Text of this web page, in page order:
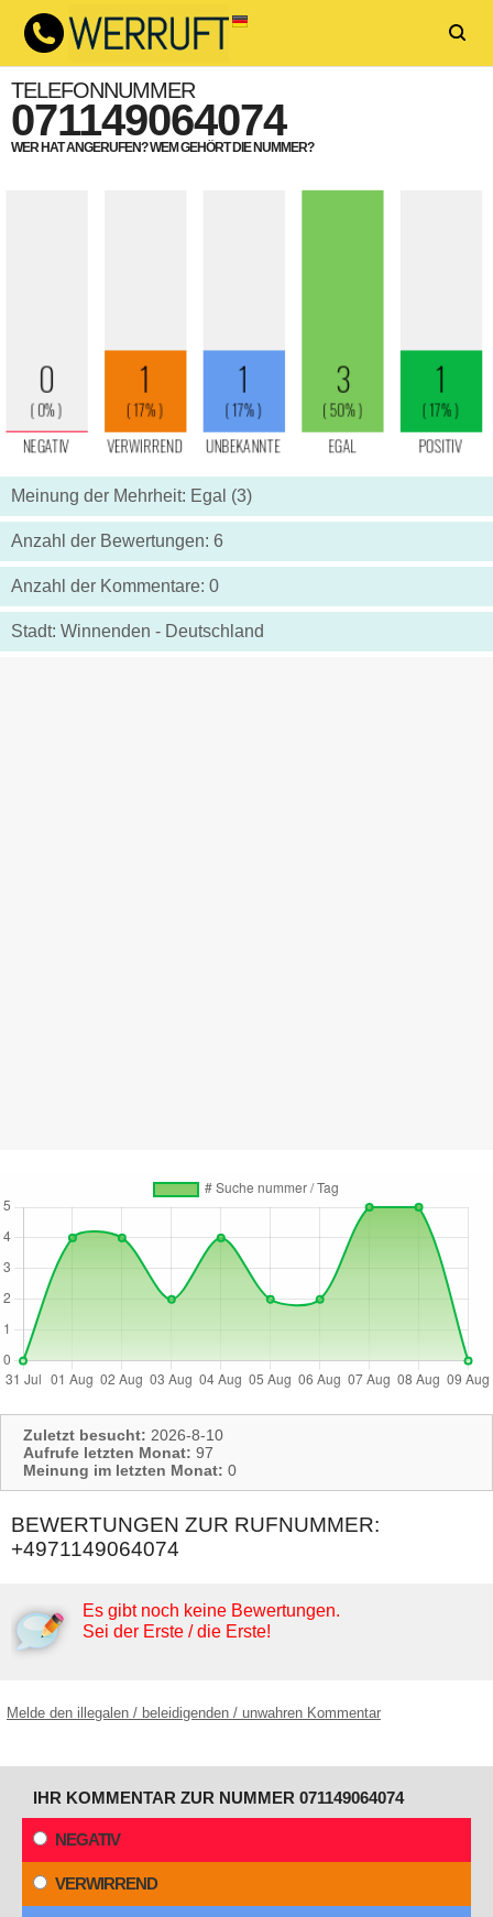
TELEFONNUMMER
071149064074
WER HAT ANGERUFEN? WEM GEHÖRT DIE NUMMER?
Meinung der Mehrheit: Egal (3)
Anzahl der Bewertungen: 6
Anzahl der Kommentare: 0
Stadt: Winnenden - Deutschland
Zuletzt besucht: 2026-8-10
Aufrufe letzten Monat: 97
Meinung im letzten Monat: 0
BEWERTUNGEN ZUR RUFNUMMER:
+4971149064074
Es gibt noch keine Bewertungen.
Sei der Erste / die Erste!
Melde den illegalen / beleidigenden / unwahren Kommentar
IHR KOMMENTAR ZUR NUMMER 071149064074
NEGATIV
VERWIRREND